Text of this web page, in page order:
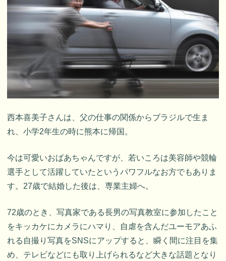
西本喜美子さんは、父の仕事の関係からブラジルで生ま
れ、小学2年生の時に熊本に帰国。
今は可愛いおばあちゃんですが、若いころは美容師や競輪
選手として活躍していたというパワフルなお方でもありま
す。27歳で結婚した後は、専業主婦へ。
72歳のとき、写真家である長男の写真教室に参加したこと
をキッカケにカメラにハマり、自虐を含んだユーモアあふ
れる自撮り写真をSNSにアップすると、瞬く間に注目を集
め、テレビなどにも取り上げられるなど大きな話題となり